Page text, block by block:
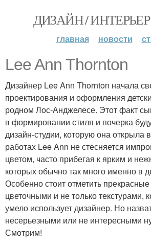
ДИЗАЙН /
главная новости
Lee Ann Thornton
Дизайнер Lee Ann Thornton начала
проектирования и оформления
родном Лос-Анджелесе. Этот факт
в формировании стиля и почерка
дизайн-студии, которую она открыла
работах Lee Ann не стесняется
цветом, часто прибегая к ярким и
которых обычно так много именно в
Особенно стоит отметить
цветочными и не только текстурами,
умело использует дизайнер. Но
несерьезными или не интересными
Смотрим!